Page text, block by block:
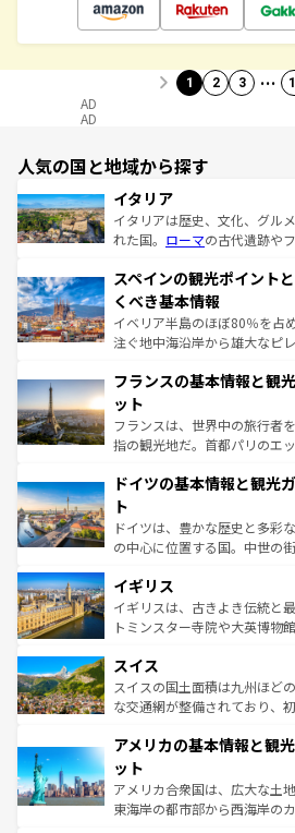
1 2 3 …
AD
AD
人気の国と地域から探す
イタリア
イタリアは歴史、文化、グル
れた国。 ローマの古代遺跡や
ろん、トスカーナの美しい田
景など、自然景観も見逃せな
ピザやパスタなど、絶品のイ
できる。朝目覚めてから夜眠
なお、新着のイタリア情報は
しい。
スペインの観光ポイント
くべき基本情報
イベリア半島のほぼ80％を占
注ぐ地中海沿岸から雄大なピ
文化が根付くこの国では、情
れる闘牛、そして美味しいタ
る。首都マドリードの洗練さ
アートに溢れた街角から、地
せる。地方によって風土や気
ンテンツ一覧 を参照してほしい
フランスの基本情報と観
ット
フランスは、世界中の旅行者
指の観光地だ。首都パリのエ
で、幅広い魅力が詰まってい
聖堂、美しいビーチ、そして
から魅了する。また、フラン
れ、フランス料理はユネスコ
香り高いラベンダー畑など、
らに、パリ以外の地域にも魅
も豊かな歴史と文化が息づい
を参照してほしい。
ドイツの基本情報と観光
ト
ドイツは、豊かな歴史と多彩
の中心に位置する国。中世の
顔を持つこの国は、どこを歩
ルリンの文化的活気、バイエ
してライン川沿いのワイン畑
は、お酒好きな人にはぜひ体験してほし
ドイツ情報はコンテンツ一覧
イギリス
イギリスは、古きよき伝統と
トミンスター寺院や大英博物
リアごとに異なる魅力がある
ティー、ビール好きにはたま
戦など、本場だからこそでき
ンツ一覧を参照してほしい。
スイス
スイスの国土面積は九州ほど
な交通網が整備されており、
の建物がそのまま残る町や、
博物館もあり、アルプス観光
ことができる。国民の所得が
者向けの交通パス提供のサー
アメリカの基本情報と観
ット
アメリカ合衆国は、広大な土
東海岸の都市部から西海岸の